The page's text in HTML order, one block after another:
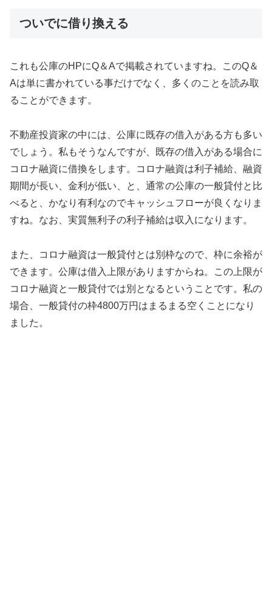
ついでに借り換える
これも公庫のHPにQ＆Aで掲載されていますね。このQ＆
Aは単に書かれている事だけでなく、多くのことを読み取
ることができます。
不動産投資家の中には、公庫に既存の借入がある方も多い
でしょう。私もそうなんですが、既存の借入がある場合に
コロナ融資に借換をします。コロナ融資は利子補給、融資
期間が長い、金利が低い、と、通常の公庫の一般貸付と比
べると、かなり有利なのでキャッシュフローが良くなりま
すね。なお、実質無利子の利子補給は収入になります。
また、コロナ融資は一般貸付とは別枠なので、枠に余裕が
できます。公庫は借入上限がありますからね。この上限が
コロナ融資と一般貸付では別となるということです。私の
場合、一般貸付の枠4800万円はまるまる空くことになり
ました。